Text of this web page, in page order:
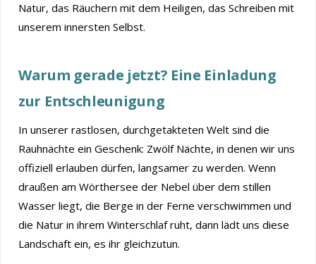
Natur, das Räuchern mit dem Heiligen, das Schreiben mit
unserem innersten Selbst.
Warum gerade jetzt? Eine Einladung
zur Entschleunigung
In unserer rastlosen, durchgetakteten Welt sind die
Rauhnächte ein Geschenk: Zwölf Nächte, in denen wir uns
offiziell erlauben dürfen, langsamer zu werden. Wenn
draußen am Wörthersee der Nebel über dem stillen
Wasser liegt, die Berge in der Ferne verschwimmen und
die Natur in ihrem Winterschlaf ruht, dann lädt uns diese
Landschaft ein, es ihr gleichzutun.